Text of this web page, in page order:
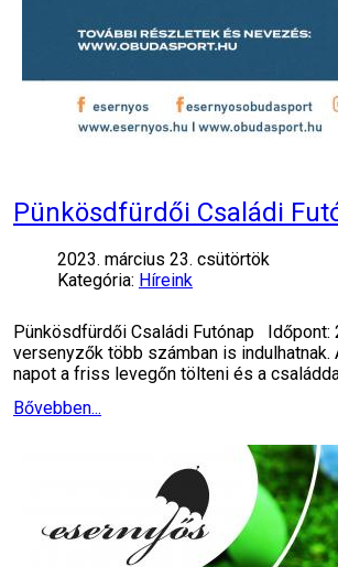
Pünkösdfürdői Családi
2023. március 23. csütörtök
Kategória: Híreink
Pünkösdfürdői Családi Futónap Időpont:
versenyzők több számban is
napot a friss levegőn tölteni és a
Bővebben...